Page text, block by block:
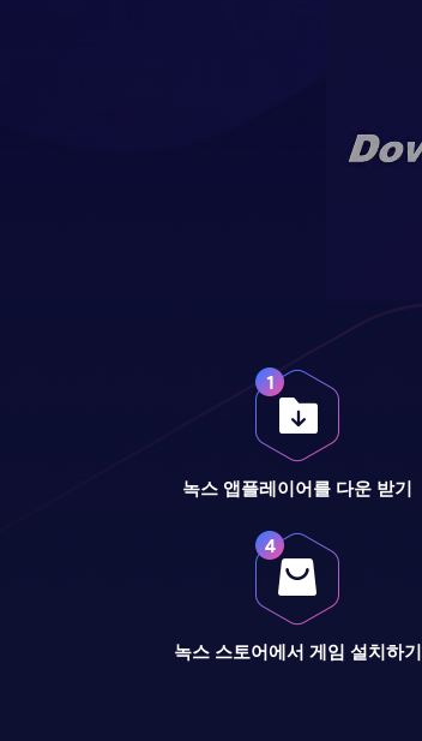
녹스 앱플레이어를 다운 받기
녹스 스토어에서 게임 설치하기